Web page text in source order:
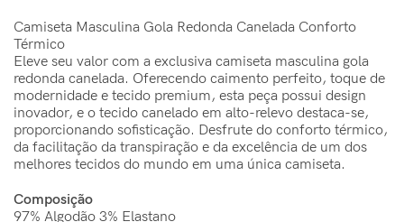
Camiseta Masculina Gola Redonda Canelada Conforto
Térmico
Eleve seu valor com a exclusiva camiseta masculina gola
redonda canelada. Oferecendo caimento perfeito, toque de
modernidade e tecido premium, esta peça possui design
inovador, e o tecido canelado em alto-relevo destaca-se,
proporcionando sofisticação. Desfrute do conforto térmico,
da facilitação da transpiração e da excelência de um dos
melhores tecidos do mundo em uma única camiseta.
Composição
97% Algodão 3% Elastano